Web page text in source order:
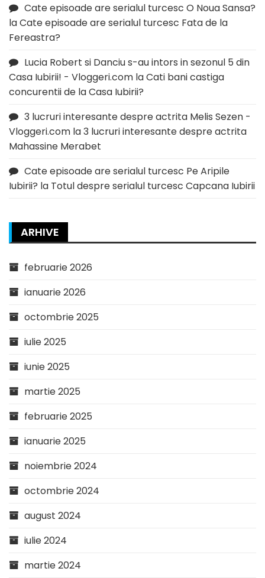
Cate episoade are serialul turcesc O Noua Sansa?
laCate episoade are serialul turcesc Fata de la
Fereastra?
Lucia Robert si Danciu s-au intors in sezonul 5 din
Casa Iubirii! - Vloggeri.com laCati bani castiga
concurentii de la Casa Iubirii?
3 lucruri interesante despre actrita Melis Sezen -
Vloggeri.com la3 lucruri interesante despre actrita
Mahassine Merabet
Cate episoade are serialul turcesc Pe Aripile
Iubirii? la Totul despre serialul turcesc Capcana Iubirii
ARHIVE
februarie 2026
ianuarie 2026
octombrie 2025
iulie 2025
iunie 2025
martie 2025
februarie 2025
ianuarie 2025
noiembrie 2024
octombrie 2024
august 2024
iulie 2024
martie 2024